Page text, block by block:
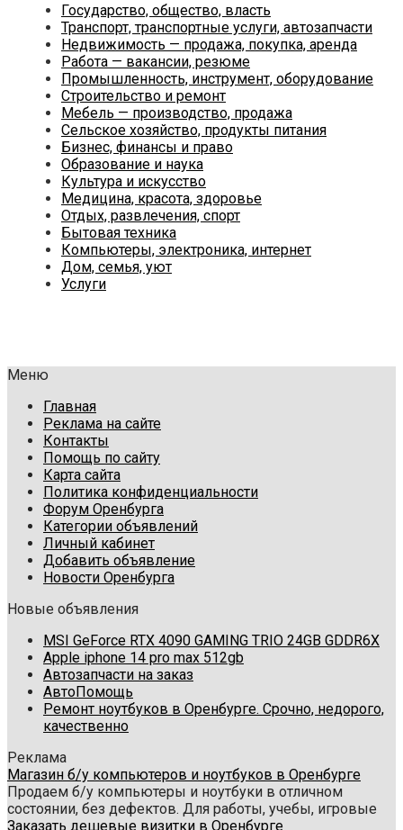
Государство, общество, власть
Транспорт, транспортные услуги, автозапчасти
Недвижимость — продажа, покупка, аренда
Работа — вакансии, резюме
Промышленность, инструмент, оборудование
Строительство и ремонт
Мебель — производство, продажа
Сельское хозяйство, продукты питания
Бизнес, финансы и право
Образование и наука
Культура и искусство
Медицина, красота, здоровье
Отдых, развлечения, спорт
Бытовая техника
Компьютеры, электроника, интернет
Дом, семья, уют
Услуги
Меню
Главная
Реклама на сайте
Контакты
Помощь по сайту
Карта сайта
Политика конфиденциальности
Форум Оренбурга
Категории объявлений
Личный кабинет
Добавить объявление
Новости Оренбурга
Новые объявления
MSI GeForce RTX 4090 GAMING TRIO 24GB GDDR6X
Apple iphone 14 pro max 512gb
Автозапчасти на заказ
АвтоПомощь
Ремонт ноутбуков в Оренбурге. Срочно, недорого,
качественно
Реклама
Магазин б/у компьютеров и ноутбуков в Оренбурге
Продаем б/у компьютеры и ноутбуки в отличном
состоянии, без дефектов. Для работы, учебы, игровые
Заказать дешевые визитки в Оренбурге